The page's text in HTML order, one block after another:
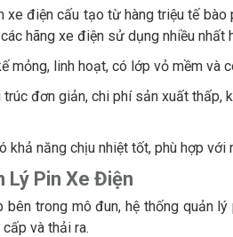
điện cấu tạo từ hàng triệu tế
hãng xe điện sử dụng nhiều nhất
mỏng, linh hoạt, có lớp vỏ mềm và
trúc đơn giản, chi phí sản xuất
khả năng chịu nhiệt tốt, phù hợp với
Lý Pin Xe Điện
bên trong mô đun, hệ thống quản
và thải ra.